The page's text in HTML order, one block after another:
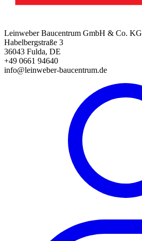
Leinweber Baucentrum GmbH & Co. KG
Habelbergstraße 3
36043 Fulda, DE
+49 0661 94640
info@leinweber-baucentrum.de